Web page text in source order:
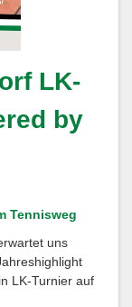
LK-
by
Tennisweg
uns
LK-Turnier auf